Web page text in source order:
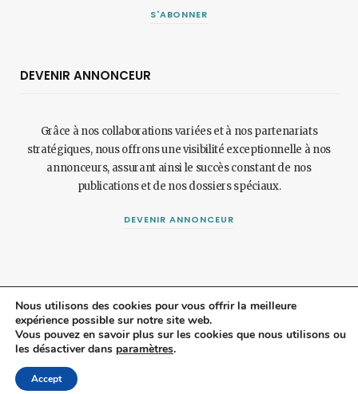
S'ABONNER
DEVENIR ANNONCEUR
Grâce à nos collaborations variées et à nos partenariats
stratégiques, nous offrons une visibilité exceptionnelle à nos
annonceurs, assurant ainsi le succès constant de nos
publications et de nos dossiers spéciaux.
DEVENIR ANNONCEUR
© 2024 Maisonetjardinmagazine.fr. Mentions légalesetpolitique de
confidentialité
Nous utilisons des cookies pour vous offrir la meilleure
expérience possible sur notre site web.
Vous pouvez en savoir plus sur les cookies que nous utilisons ou
les désactiver dans paramètres.
Accept